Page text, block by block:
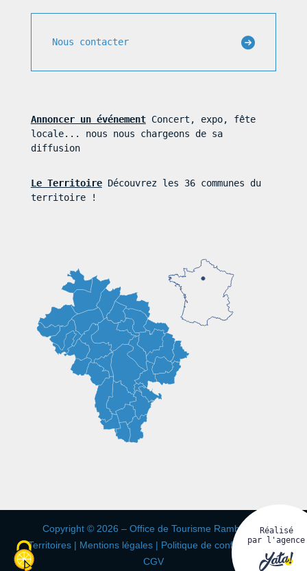
Nous contacter
Annoncer un événementConcert, expo, fête
locale... nous nous chargeons de sa
diffusion
Le TerritoireDécouvrez les 36 communes du
territoire !
Copyright © 2026 – Office de Tourisme Rambouillet
Territoires | Mentions légales| Politique de confidentialité |
CGV
Réalisé
par l'agence